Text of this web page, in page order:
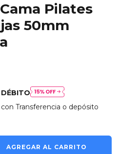
Pilates
50mm
DÉBITO
Transferencia o depósito